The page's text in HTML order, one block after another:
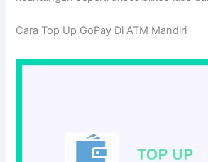
Cara Top Up GoPay Di ATM Mandiri